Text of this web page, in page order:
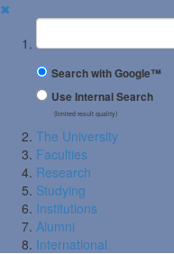
✖
Suchbegriff
Search with Google™
Use Internal Search
(limited result quality)
The University
Faculties
Research
Studying
Institutions
Alumni
International